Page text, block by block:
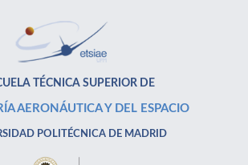
TÉCNICA SUPERIOR DE
AERONÁUTICA Y DEL ESPACIO
POLITÉCNICA DE MADRID